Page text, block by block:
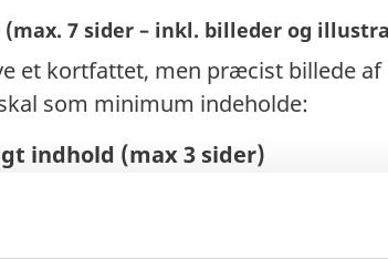
7 sider – inkl. billeder og
et kortfattet, men præcist billede
som minimum indeholde:
indhold (max 3 sider)
kontekst og målgruppe
flere af verdensmålene